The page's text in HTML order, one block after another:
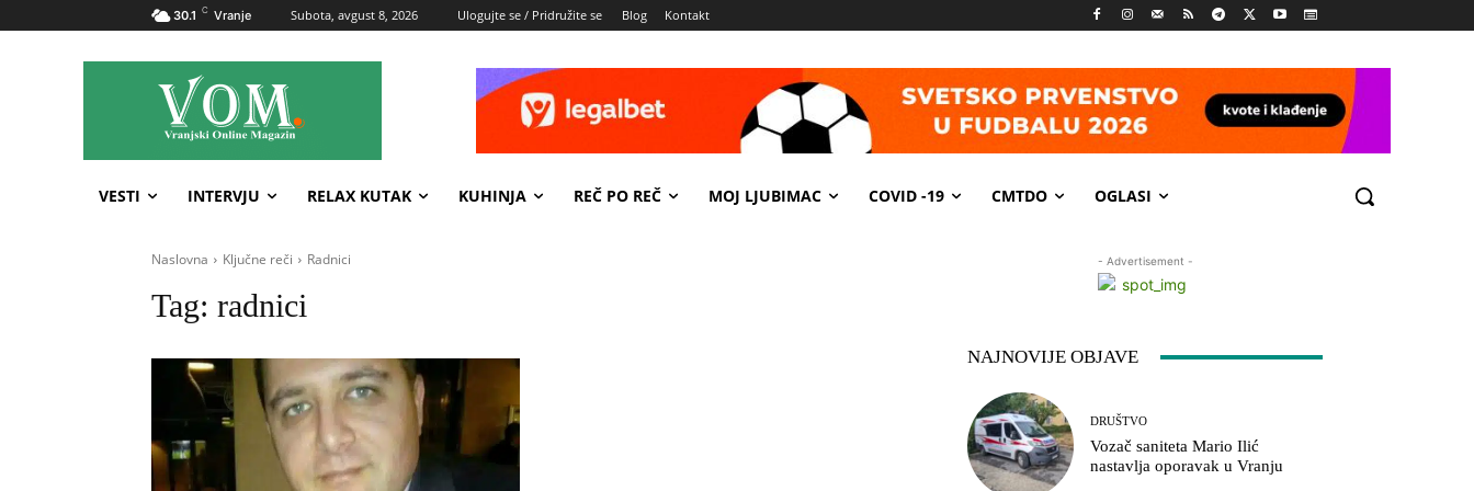
30.1 C Vranje Subota, avgust 8, 2026 Ulogujte se / Pridružite se Blog Kontakt
VESTI INTERVJU RELAX KUTAK KUHINJA REČ PO REČ MOJ LJUBIMAC COVID -19 CMTDO OGLASI
Naslovna Ključne reči Radnici
Tag: radnici
- Advertisement -
NAJNOVIJE OBJAVE
DRUŠTVO
Vozač saniteta Mario Ilić
nastavlja oporavak u Vranju